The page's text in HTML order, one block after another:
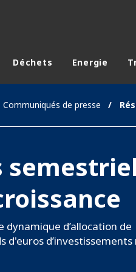
Dans le
AMÉRIQUE
Déchets Energie
Communiqués de presse
dynamique d’allocation de
d'euros d’investissements